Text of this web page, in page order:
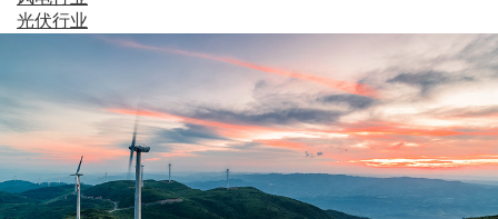
光伏行业